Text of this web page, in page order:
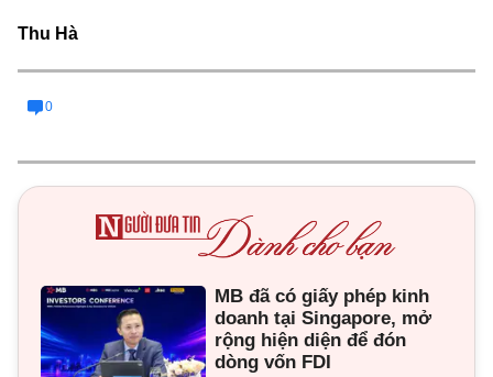
Thu Hà
0
MB đã có giấy phép kinh
doanh tại Singapore, mở
rộng hiện diện để đón
dòng vốn FDI